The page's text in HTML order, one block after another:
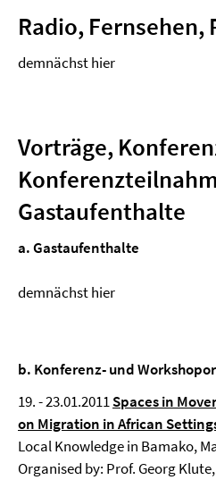
Radio, Fernsehen,
demnächst hier
Vorträge,
Gastaufenthalte
a. Gastaufenthalte
demnächst hier
b. Konferenz- und
19. - 23.01.2011Spaces in
on Migration in African
Local Knowledge in Bamako,
Organised by: Prof. Georg